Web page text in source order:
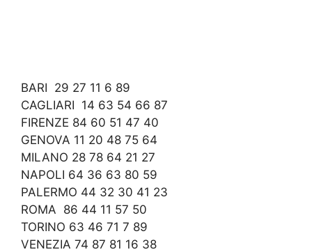
BARI 29 27 11 6 89
CAGLIARI 14 63 54 66 87
FIRENZE 84 60 51 47 40
GENOVA 11 20 48 75 64
MILANO 28 78 64 21 27
NAPOLI 64 36 63 80 59
PALERMO 44 32 30 41 23
ROMA 86 44 11 57 50
TORINO 63 46 71 7 89
VENEZIA 74 87 81 16 38